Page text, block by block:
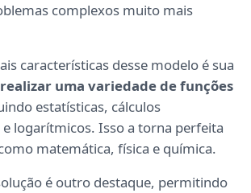
complexos muito mais
características desse modelo é sua
uma variedade de funções
estatísticas, cálculos
logarítmicos. Isso a torna perfeita
matemática, física e química.
é outro destaque, permitindo